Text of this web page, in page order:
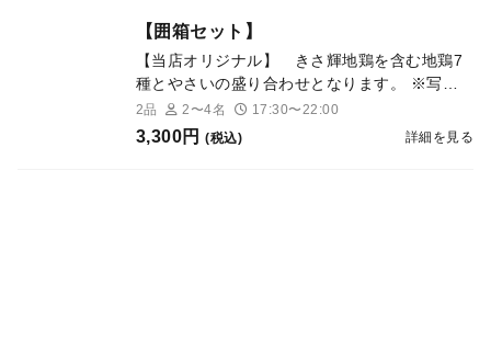
【囲箱セット】
【当店オリジナル】 きさ輝地鶏を含む地鶏7
種とやさいの盛り合わせとなります。 ※写真
は4人前となります。
2品 2〜4名 17:30〜22:00
3,300円 (税込) 詳細を見る